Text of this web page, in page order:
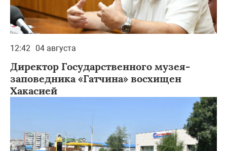
12:42 04 августа
Директор Государственного музея-
заповедника «Гатчина» восхищен
Хакасией